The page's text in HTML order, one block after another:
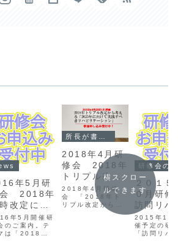
年5月研
2018年
改定に向
セラピス
すべきこ
年5月開催研
のご案内。テ
は「2018年
2018年4月研
修会 2018年
トリプル改定
から考える
「2025年に向
けて実践すべ
2018年4月研修
会 「2018年ト
リプル改定から考
える2025年に向
２０１５
０月研
訪問リハ
で実践し
るADLへ
わり
2015年10
催予定の研
「訪問リハ
横スクロー
ルできます